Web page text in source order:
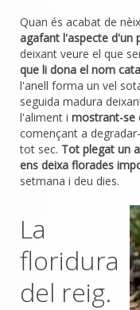
Quan és acabat de
agafant l'aspecte d'un
deixant veure el que
que li dona el nom
l'anell forma un vel
seguida madura
l'aliment i mostrant-se
començant a
tot sec. Tot plegat un
ens deixa florades
setmana i deu dies.
La
floridura
del reig.